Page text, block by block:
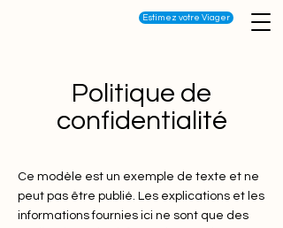
Estimez votre Viager
Politique de
confidentialité
Ce modèle est un exemple de texte et ne
peut pas être publié. Les explications et les
informations fournies ici ne sont que des